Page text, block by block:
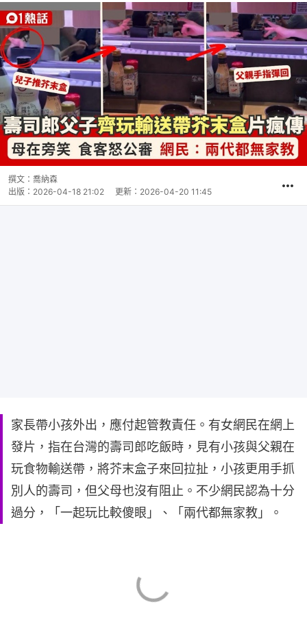
撰文： 喬納森
出版： 2026-04-18 21:02 更新： 2026-04-20 11:45
家長帶小孩外出，應付起管教責任。有女網民在網上
發片，指在台灣的壽司郎吃飯時，見有小孩與父親在
玩食物輸送帶，將芥末盒子來回拉扯，小孩更用手抓
別人的壽司，但父母也沒有阻止。不少網民認為十分
過分，「一起玩比較傻眼」、「兩代都無家教」。